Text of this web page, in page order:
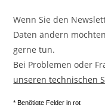
Wenn Sie den
Daten ändern
gerne tun.
Bei Problemen oder
unseren technischen